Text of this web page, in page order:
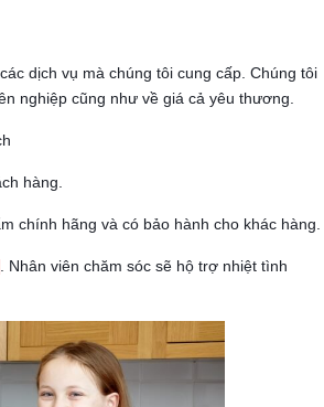
dịch vụ mà chúng tôi cung cấp. Chúng tôi
nghiệp cũng như về giá cả yêu thương.
hàng.
chính hãng và có bảo hành cho khác hàng.
. Nhân viên chăm sóc sẽ hộ trợ nhiệt tình